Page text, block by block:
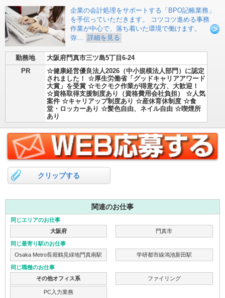
企業の会計処理をサポートする「BPO記帳業務」
を手伝っていただきます。 コツコツ進める事務
作業が中心で、落ち着いた環境で働けます。
弥…
詳細を見る
勤務地
大阪府門真市三ツ島5丁目6-24
PR
☆健康経営優良法人2026（中小規模法人部門）に認定
されました！ ☆厚生労働省「グッドキャリアアワード
大賞」を受賞 ☆モクモク作業が得意な方、大歓迎！
☆資格取得支援制度あり（資格費用会社負担） ☆人気
案件 ☆キャリアップ制度あり ☆産休育休制度 ☆食
堂・ロッカーあり ☆髪色自由、ネイル自由 ☆喫煙所
あり
クリップする
関連のお仕事
同じエリアのお仕事
大阪府
門真市
同じ最寄り駅のお仕事
Osaka Metro長堀鶴見緑地門真南駅
学研都市線鴻池新田駅
同じ職種のお仕事
その他オフィス系
ファイリング
PC入力業務